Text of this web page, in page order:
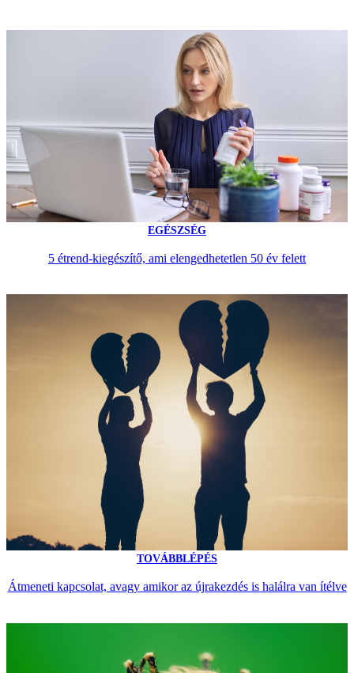
EGÉSZSÉG
5 étrend-kiegészítő, ami elengedhetetlen 50 év felett
TOVÁBBLÉPÉS
Átmeneti kapcsolat, avagy amikor az újrakezdés is halálra van ítélve